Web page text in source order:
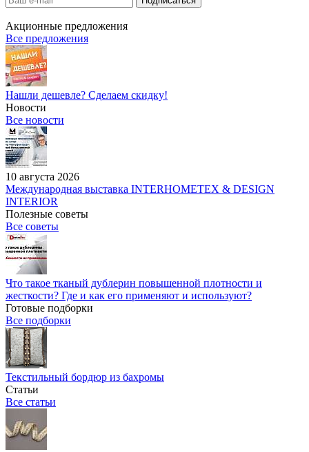
Акционные предложения
Все предложения
Нашли дешевле? Сделаем скидку!
Новости
Все новости
10 августа 2026
Международная выставка INTERHOMETEX & DESIGN
INTERIOR
Полезные советы
Все советы
Что такое тканый дублерин повышенной плотности и
жесткости? Где и как его применяют и используют?
Готовые подборки
Все подборки
Текстильный бордюр из бахромы
Статьи
Все статьи